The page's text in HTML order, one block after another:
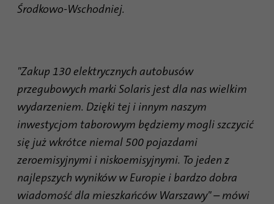
Środkowo-Wschodniej.
"Zakup 130 elektrycznych autobusów
przegubowych marki Solaris jest dla nas wielkim
wydarzeniem. Dzięki tej i innym naszym
inwestycjom taborowym będziemy mogli szczycić
się już wkrótce niemal 500 pojazdami
zeroemisyjnymi i niskoemisyjnymi. To jeden z
najlepszych wyników w Europie i bardzo dobra
wiadomość dla mieszkańców Warszawy" – mówi
Czas
Cel
kiedy miała miejsce synchronizacja z
plikiem cookie „lms_analytics cookie”.
Nazwa UserMatchHistory
Dostawca linkedin.com
Czas
trwania
30 dni